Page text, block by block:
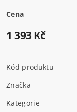
Cena
1 393 Kč
Kód produktu
Značka
Kategorie